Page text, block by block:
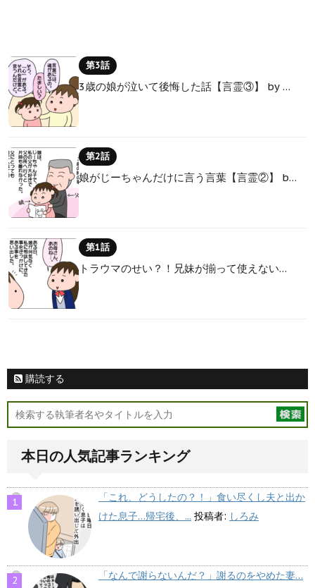
第3話
3歳の娘が泣いて後悔した話【言霊③】 by …
第2話
娘がじーちゃんだけに言う言葉【言霊②】 b…
第1話
トラウマのせい？！兄妹が揃って使えない…
購読する
本日の人気記事ランキング
「これ、どうしたの？！」食い尽くし夫と出か
けた息子…帰宅後、... 投稿者: しろみ
「なんで謝らないんだ？」謝るのをやめた妻…